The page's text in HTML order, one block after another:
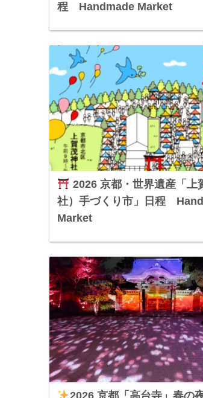
程 Handmade Market
2026 京都・世界遺産「上
社）手づくり市」日程
Market